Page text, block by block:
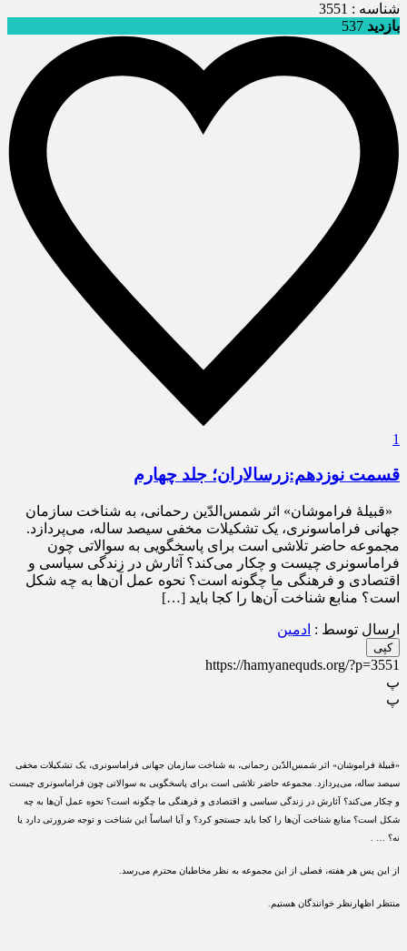
شناسه : 3551
بازدید 537
1
قسمت نوزدهم:زرسالاران؛ جلد چهارم
«قبیلۀ فراموشان» اثر شمس‌الدّین رحمانی، به شناخت سازمان
جهانی فراماسونری، یک تشکیلات مخفی سیصد ساله، می‌پردازد.
مجموعه حاضر تلاشی است برای پاسخگویی به سوالاتی چون
فراماسونری چیست و چکار می‌کند؟ آثارش در زندگی سیاسی و
اقتصادی و فرهنگی ما چگونه است؟ نحوه عمل آن‌ها به چه شکل
است؟ منابع شناخت آن‌ها را کجا باید […]
ارسال توسط : ادمین
کپی
https://hamyanequds.org/?p=3551
پ
پ
«قبیلۀ فراموشان» اثر شمس‌الدّین رحمانی، به شناخت سازمان جهانی فراماسونری، یک تشکیلات مخفی
سیصد ساله، می‌پردازد. مجموعه حاضر تلاشی است برای پاسخگویی به سوالاتی چون فراماسونری چیست
و چکار می‌کند؟ آثارش در زندگی سیاسی و اقتصادی و فرهنگی ما چگونه است؟ نحوه عمل آن‌ها به چه
شکل است؟ منابع شناخت آن‌ها را کجا باید جستجو کرد؟ و آیا اساساً این شناخت و توجه ضرورتی دارد یا
نه؟ … .
از این پس هر هفته، فصلی از این مجموعه به نظر مخاطبان محترم می‌رسد.
منتظر اظهارنظر خوانندگان هستیم.